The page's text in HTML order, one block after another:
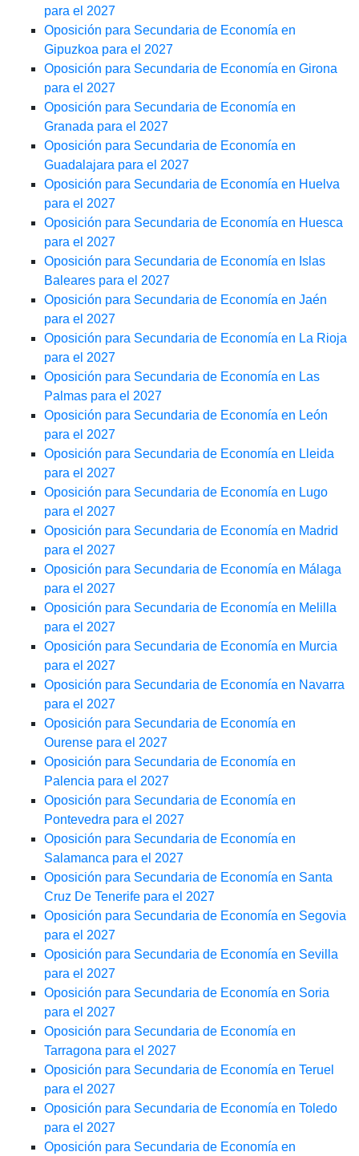
para el 2027
Oposición para Secundaria de Economía en
Gipuzkoa para el 2027
Oposición para Secundaria de Economía en Girona
para el 2027
Oposición para Secundaria de Economía en
Granada para el 2027
Oposición para Secundaria de Economía en
Guadalajara para el 2027
Oposición para Secundaria de Economía en Huelva
para el 2027
Oposición para Secundaria de Economía en Huesca
para el 2027
Oposición para Secundaria de Economía en Islas
Baleares para el 2027
Oposición para Secundaria de Economía en Jaén
para el 2027
Oposición para Secundaria de Economía en La Rioja
para el 2027
Oposición para Secundaria de Economía en Las
Palmas para el 2027
Oposición para Secundaria de Economía en León
para el 2027
Oposición para Secundaria de Economía en Lleida
para el 2027
Oposición para Secundaria de Economía en Lugo
para el 2027
Oposición para Secundaria de Economía en Madrid
para el 2027
Oposición para Secundaria de Economía en Málaga
para el 2027
Oposición para Secundaria de Economía en Melilla
para el 2027
Oposición para Secundaria de Economía en Murcia
para el 2027
Oposición para Secundaria de Economía en Navarra
para el 2027
Oposición para Secundaria de Economía en
Ourense para el 2027
Oposición para Secundaria de Economía en
Palencia para el 2027
Oposición para Secundaria de Economía en
Pontevedra para el 2027
Oposición para Secundaria de Economía en
Salamanca para el 2027
Oposición para Secundaria de Economía en Santa
Cruz De Tenerife para el 2027
Oposición para Secundaria de Economía en Segovia
para el 2027
Oposición para Secundaria de Economía en Sevilla
para el 2027
Oposición para Secundaria de Economía en Soria
para el 2027
Oposición para Secundaria de Economía en
Tarragona para el 2027
Oposición para Secundaria de Economía en Teruel
para el 2027
Oposición para Secundaria de Economía en Toledo
para el 2027
Oposición para Secundaria de Economía en